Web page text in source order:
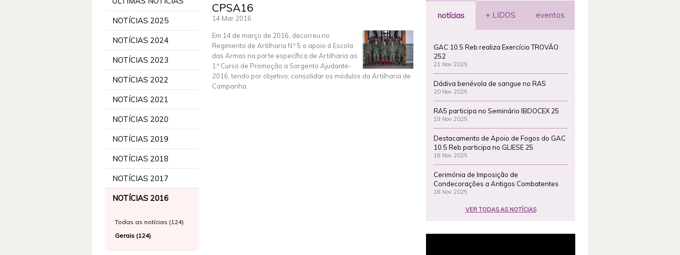
NOTÍCIAS 2025
NOTÍCIAS 2024
NOTÍCIAS 2023
NOTÍCIAS 2022
NOTÍCIAS 2021
NOTÍCIAS 2020
NOTÍCIAS 2019
NOTÍCIAS 2018
NOTÍCIAS 2017
NOTÍCIAS 2016
Todas as notícias (124)
Gerais (124)
CPSA16
14 Mar 2016
Em 14 de março de 2016, decorreu no
Regimento de Artilharia N.º 5 o apoio á Escola
das Armas na parte específica de Artilharia ao
1.º Curso de Promoção a Sargento Ajudante-
2016, tendo por objetivo, consolidar os módulos da Artilharia de
Campanha.
notícias + LIDOS eventos
GAC 10.5 Reb realiza Exercício TROVÃO
252
21 Nov 2025
Dádiva benévola de sangue no RA5
20 Nov 2025
RA5 participa no Seminário IBDOCEX 25
19 Nov 2025
Destacamento de Apoio de Fogos do GAC
10.5 Reb participa no GLIESE 25
18 Nov 2025
Cerimónia de Imposição de
Condecorações a Antigos Combatentes
18 Nov 2025
VER TODAS AS NOTÍCIAS